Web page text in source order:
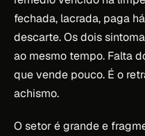
fechada, lacrada, paga
descarte. Os dois
ao mesmo tempo. Falta
que vende pouco. É o
achismo.
O setor é grande e